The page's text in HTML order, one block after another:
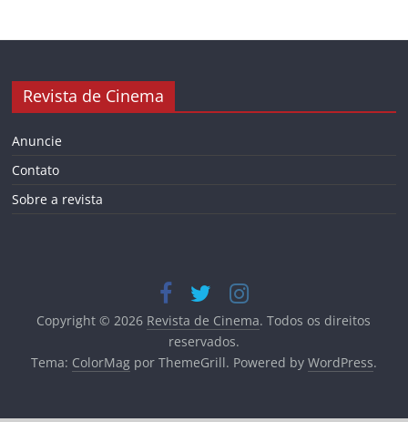
Revista de Cinema
Anuncie
Contato
Sobre a revista
Copyright © 2026 Revista de Cinema. Todos os direitos
reservados.
Tema: ColorMagpor ThemeGrill. Powered by WordPress.